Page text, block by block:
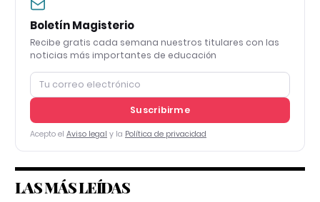
Boletín Magisterio
Recibe gratis cada semana nuestros titulares con las
noticias más importantes de educación
Suscribirme
Acepto el Aviso legal y la Política de privacidad
LAS MÁS LEÍDAS